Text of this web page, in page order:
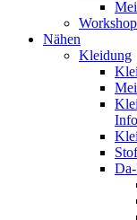
Workshop
Nähen
Kleidung